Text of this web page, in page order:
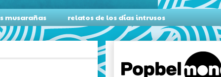
musarañas relatos de los días intrusos